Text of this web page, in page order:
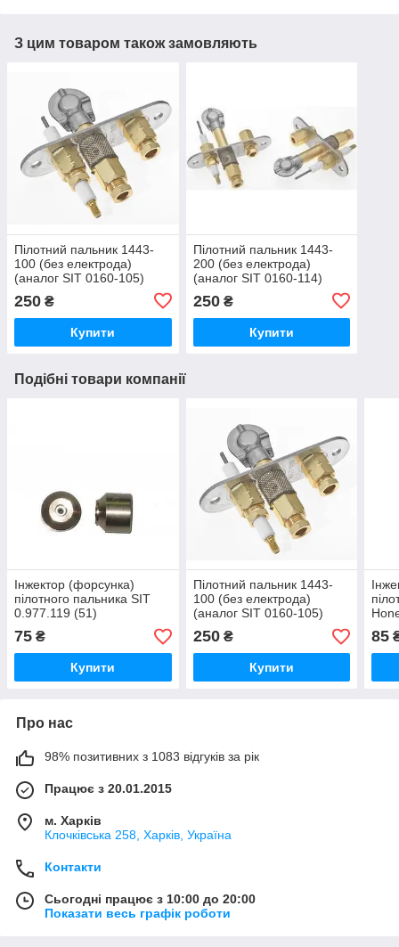
З цим товаром також замовляють
Пілотний пальник 1443-
100 (без електрода)
(аналог SIT 0160-105)
250 ₴
Купити
Пілотний пальник 1443-
200 (без електрода)
(аналог SIT 0160-114)
250₴
Купити
Подібні товари компанії
Інжектор (форсунка)
пілотного пальника SIT
0.977.119 (51)
75 ₴
Купити
Пілотний пальник 1443-
100 (без електрода)
(аналог SIT 0160-105)
250₴
Купити
85
Про нас
98% позитивних з 1083 відгуків за рік
Працює з 20.01.2015
м. Харків
Клочкiвська 258, Харків, Україна
Контакти
Сьогодні працює з 10:00 до 20:00
Показати весь графік роботи